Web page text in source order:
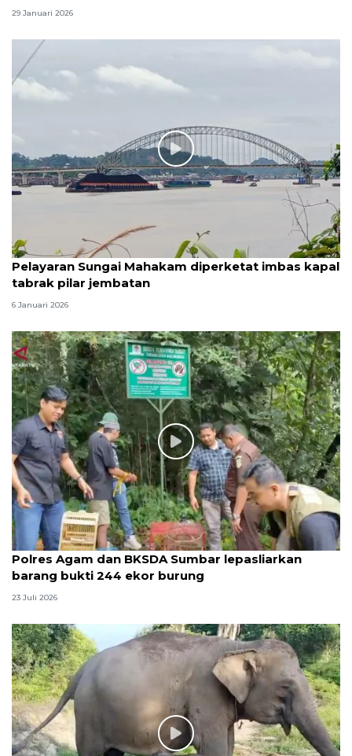
29 Januari 2026
Pelayaran Sungai Mahakam diperketat imbas kapal
tabrak pilar jembatan
6 Januari 2026
Polres Agam dan BKSDA Sumbar lepasliarkan
barang bukti 244 ekor burung
23 Juli 2026